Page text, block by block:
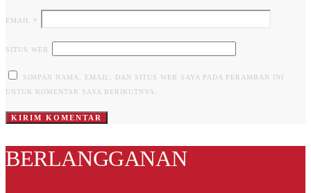
EMAIL *
SITUS WEB
SIMPAN NAMA, EMAIL, DAN SITUS WEB SAYA PADA PERAMBAN INI
UNTUK KOMENTAR SAYA BERIKUTNYA.
BERLANGGANAN